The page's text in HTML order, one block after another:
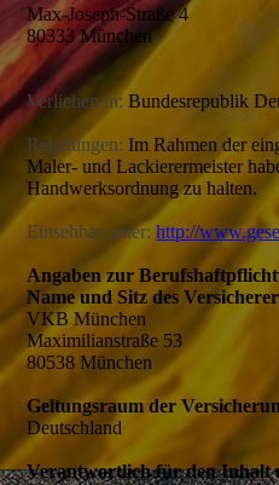
Max-Joseph-Straße 4
80333 München
Verliehen in:Bundesrepublik
Regelungen:Im Rahmen der
Maler- und Lackierermeister
Handwerksordnung zu halten.
Einsehbar unter: http://
Angaben zur
Name und Sitz des
VKB München
Maximilianstraße 53
80538 München
Geltungsraum der
Deutschland
Verantwortlich für den Inhalt